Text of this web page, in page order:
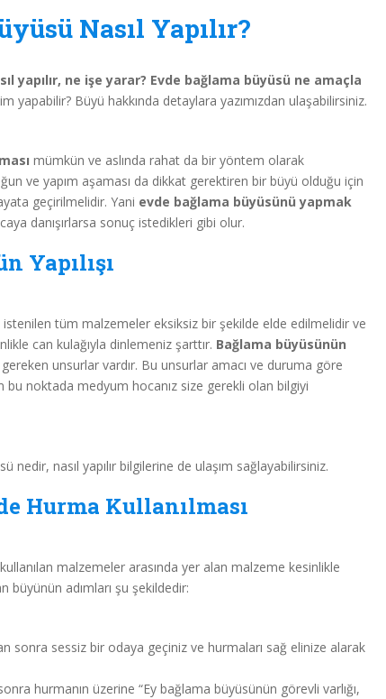
Nasıl Yapılır?
yapılır, ne işe yarar? Evde bağlama büyüsü ne amaçla
yapabilir? Büyü hakkında detaylara yazımızdan ulaşabilirsiniz.
mümkün ve aslında rahat da bir yöntem olarak
ve yapım aşaması da dikkat gerektiren bir büyü olduğu için
geçirilmelidir. Yani evde bağlama büyüsünü yapmak
danışırlarsa sonuç istedikleri gibi olur.
Yapılışı
istenilen tüm malzemeler eksiksiz bir şekilde elde edilmelidir ve
can kulağıyla dinlemeniz şarttır. Bağlama büyüsünün
unsurlar vardır. Bu unsurlar amacı ve duruma göre
bu noktada medyum hocanız size gerekli olan bilgiyi
nedir, nasıl yapılır bilgilerine de ulaşım sağlayabilirsiniz.
Hurma Kullanılması
malzemeler arasında yer alan malzeme kesinlikle
büyünün adımları şu şekildedir:
sonra sessiz bir odaya geçiniz ve hurmaları sağ elinize alarak
hurmanın üzerine “Ey bağlama büyüsünün görevli varlığı,